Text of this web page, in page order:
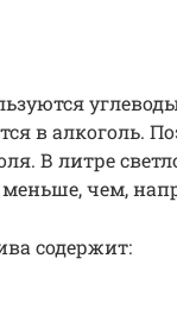
в алкоголь.
В литре
меньше, чем,
содержит: